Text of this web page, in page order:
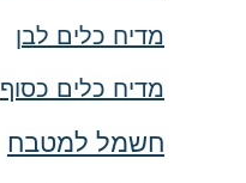
מדיח כלים לבן
מדיח כלים כסוף
חשמל למטבח